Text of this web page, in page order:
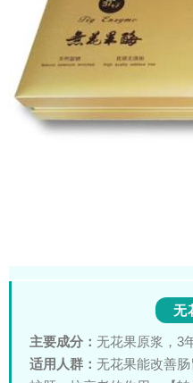
无
主要成分： 无花果原浆，3
适用人群： 无花果能改善